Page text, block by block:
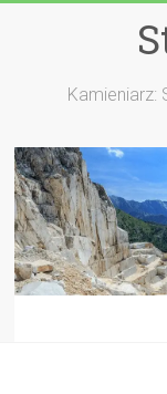
Kamieniarz: